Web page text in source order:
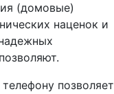
(домовые)
наценок и
позволяет